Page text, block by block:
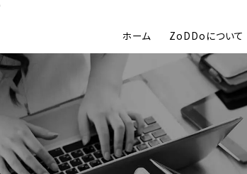
ホーム ZoDDoについて